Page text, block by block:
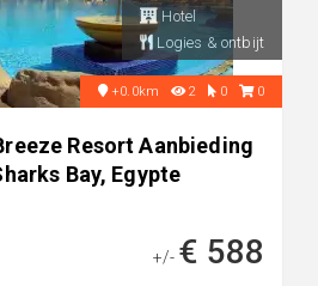
Hotel
Logies & ontbijt
+0.0km 2 0 0
Resort Aanbieding
Bay, Egypte
+/- € 588